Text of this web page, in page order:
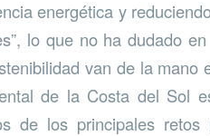
energética y
lo que no ha dudado
van de la mano
de la Costa del Sol
de los principales retos